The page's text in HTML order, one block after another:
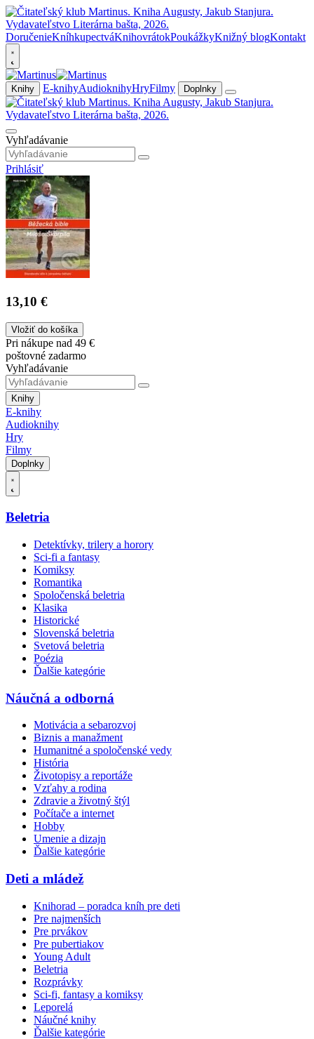
DoručenieKníhkupectváKnihovrátokPoukážkyKnižný blogKontakt
Knihy E-knihyAudioknihyHryFilmy Doplnky
Vyhľadávanie
Prihlásiť
13,10 €
Vložiť do košíka
Pri nákupe nad 49 €
poštovné zadarmo
Vyhľadávanie
Knihy
E-knihy
Audioknihy
Hry
Filmy
Doplnky
Beletria
Detektívky, trilery a horory
Sci-fi a fantasy
Komiksy
Romantika
Spoločenská beletria
Klasika
Historické
Slovenská beletria
Svetová beletria
Poézia
Ďalšie kategórie
Náučná a odborná
Motivácia a sebarozvoj
Biznis a manažment
Humanitné a spoločenské vedy
História
Životopisy a reportáže
Vzťahy a rodina
Zdravie a životný štýl
Počítače a internet
Hobby
Umenie a dizajn
Ďalšie kategórie
Deti a mládež
Knihorad – poradca kníh pre deti
Pre najmenších
Pre prvákov
Pre pubertiakov
Young Adult
Beletria
Rozprávky
Sci-fi, fantasy a komiksy
Leporelá
Náučné knihy
Ďalšie kategórie